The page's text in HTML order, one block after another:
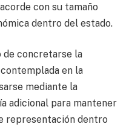
con su tamaño
dentro del estado.
de concretarse la
en la
mediante la
adicional para mantener
representación dentro